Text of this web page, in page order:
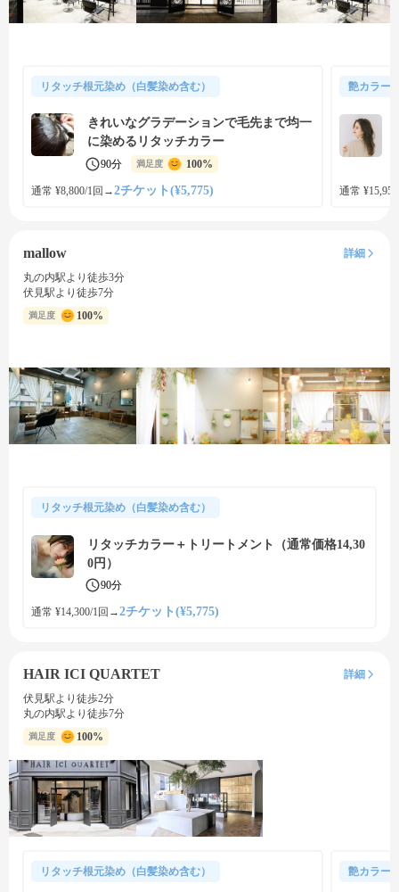
リタッチ根元染め（白髪染め含む）
きれいなグラデーションで毛先まで均一
に染めるリタッチカラー
90分 満足度 100%
通常 ¥8,800/1回 →2チケット(¥5,775)
艶カラー
通常
mallow
詳細
丸の内駅より徒歩3分
伏見駅より徒歩7分
満足度 100%
リタッチ根元染め（白髪染め含む）
リタッチカラー＋トリートメント（通常価格14,30
0円）
90分
通常 ¥14,300/1回 →2チケット(¥5,775)
HAIR ICI QUARTET
詳細
伏見駅より徒歩2分
丸の内駅より徒歩7分
満足度 100%
リタッチ根元染め（白髪染め含む） 艶カラー